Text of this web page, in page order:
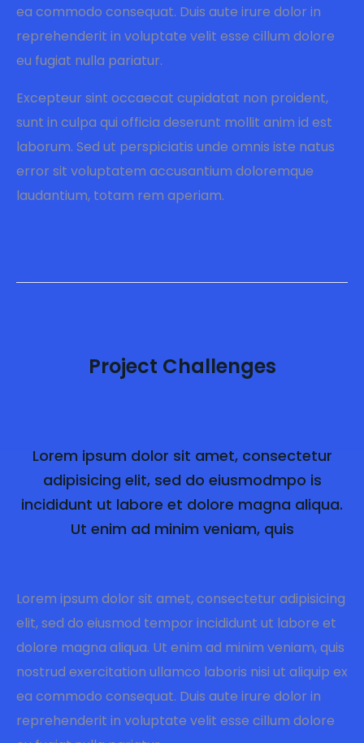
ea commodo consequat. Duis aute irure dolor in
reprehenderit in voluptate velit esse cillum dolore
eu fugiat nulla pariatur.
Excepteur sint occaecat cupidatat non proident,
sunt in culpa qui officia deserunt mollit anim id est
laborum. Sed ut perspiciatis unde omnis iste natus
error sit voluptatem accusantium doloremque
laudantium, totam rem aperiam.
Project Challenges
Lorem ipsum dolor sit amet, consectetur
adipisicing elit, sed do eiusmodmpo is
incididunt ut labore et dolore magna aliqua.
Ut enim ad minim veniam, quis
Lorem ipsum dolor sit amet, consectetur adipisicing
elit, sed do eiusmod tempor incididunt ut labore et
dolore magna aliqua. Ut enim ad minim veniam, quis
nostrud exercitation ullamco laboris nisi ut aliquip ex
ea commodo consequat. Duis aute irure dolor in
reprehenderit in voluptate velit esse cillum dolore